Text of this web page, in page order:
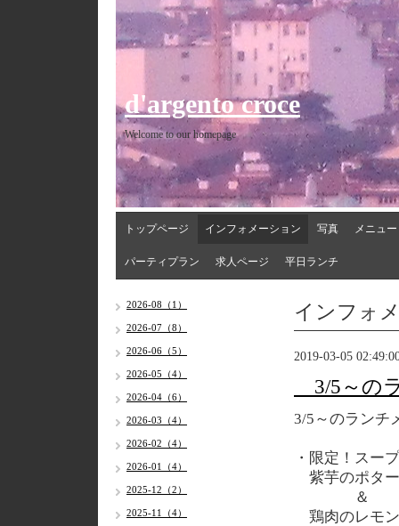
d'argento croce
Welcome to our homepage
トップページ インフォメーション 写真 メニュー
パーティプラン 求人ページ 平日ランチ
インフォ
2019-03-05
3/5～の
3/5～のランチ
・限定！スー
紫芋のポタ
＆
鶏肉のレモ
2026-08（1）
2026-07（8）
2026-06（5）
2026-05（4）
2026-04（6）
2026-03（4）
2026-02（4）
2026-01（4）
2025-12（2）
2025-11（4）